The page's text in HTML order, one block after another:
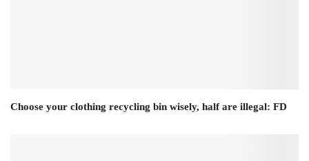
Choose your clothing recycling bin wisely, half are illegal: FD